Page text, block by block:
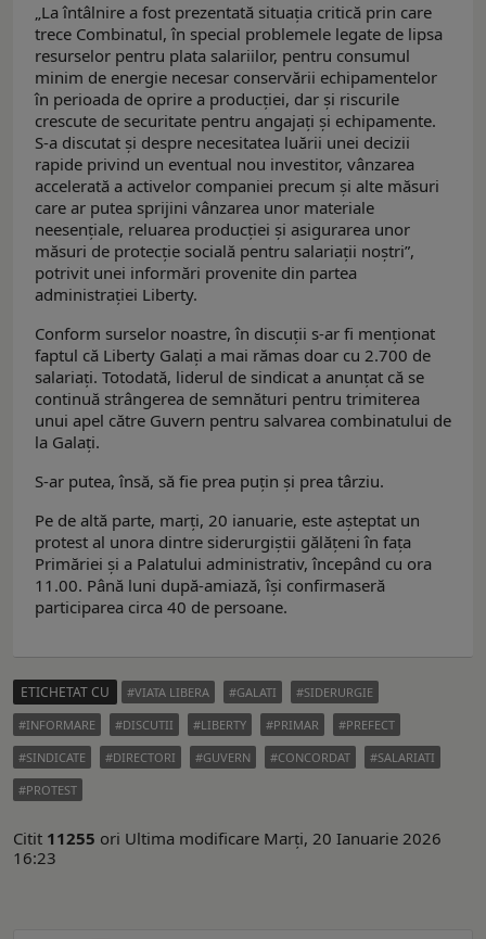
„La întâlnire a fost prezentată situația critică prin care
trece Combinatul, în special problemele legate de lipsa
resurselor pentru plata salariilor, pentru consumul
minim de energie necesar conservării echipamentelor
în perioada de oprire a producției, dar și riscurile
crescute de securitate pentru angajați și echipamente.
S-a discutat și despre necesitatea luării unei decizii
rapide privind un eventual nou investitor, vânzarea
accelerată a activelor companiei precum și alte măsuri
care ar putea sprijini vânzarea unor materiale
neesențiale, reluarea producției și asigurarea unor
măsuri de protecție socială pentru salariații noștri”,
potrivit unei informări provenite din partea
administrației Liberty.
Conform surselor noastre, în discuții s-ar fi menționat
faptul că Liberty Galați a mai rămas doar cu 2.700 de
salariați. Totodată, liderul de sindicat a anunțat că se
continuă strângerea de semnături pentru trimiterea
unui apel către Guvern pentru salvarea combinatului de
la Galați.
S-ar putea, însă, să fie prea puțin și prea târziu.
Pe de altă parte, marți, 20 ianuarie, este așteptat un
protest al unora dintre siderurgiștii gălățeni în fața
Primăriei și a Palatului administrativ, începând cu ora
11.00. Până luni după-amiază, îşi confirmaseră
participarea circa 40 de persoane.
ETICHETAT CU VIATA LIBERA GALATI
SIDERURGIE
INFORMARE
DISCUTII LIBERTY PRIMAR
PREFECT
SINDICATE
DIRECTORI GUVERN CONCORDAT
SALARIATI
PROTEST
Citit 11255 ori Ultima modificare Marți, 20 Ianuarie 2026
16:23